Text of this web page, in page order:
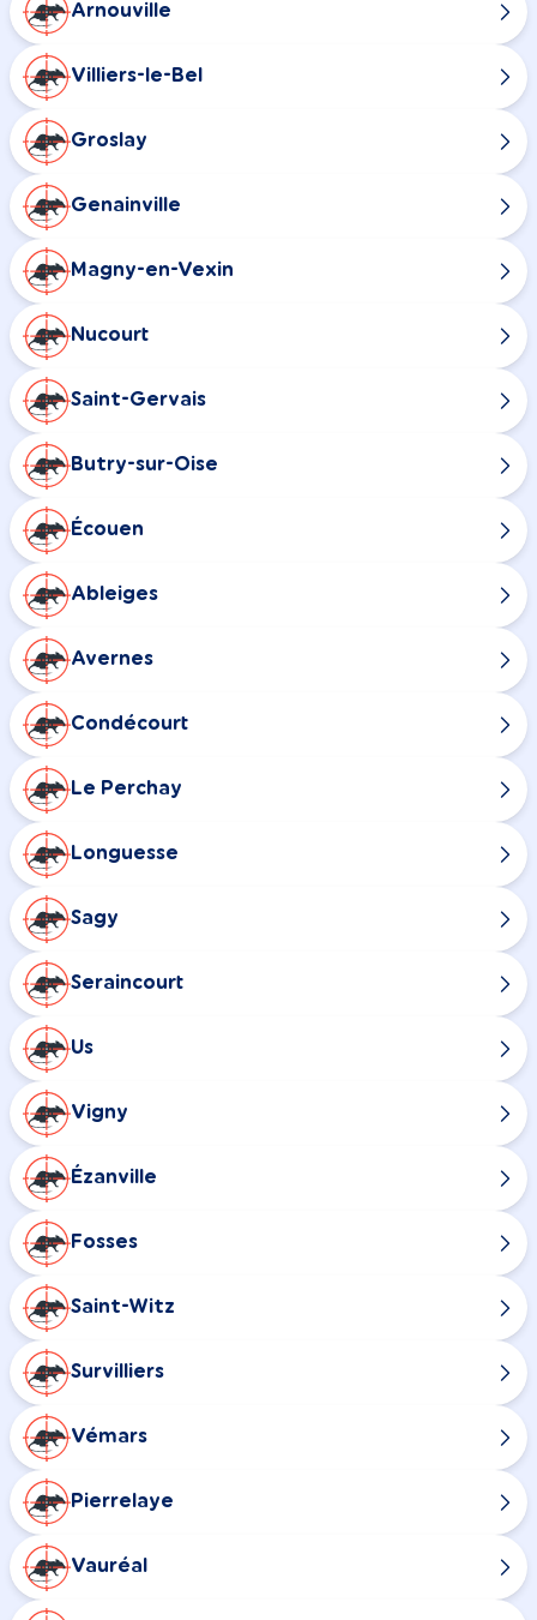
Arnouville
Villiers-le-Bel
Groslay
Genainville
Magny-en-Vexin
Nucourt
Saint-Gervais
Butry-sur-Oise
Écouen
Ableiges
Avernes
Condécourt
Le Perchay
Longuesse
Sagy
Seraincourt
Us
Vigny
Ézanville
Fosses
Saint-Witz
Survilliers
Vémars
Pierrelaye
Vauréal